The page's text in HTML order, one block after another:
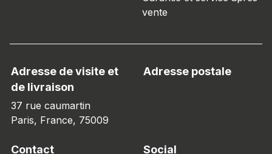
vente
Adresse de visite et
de livraison
37 rue caumartin
Paris, France, 75009
Adresse postale
Contact Social